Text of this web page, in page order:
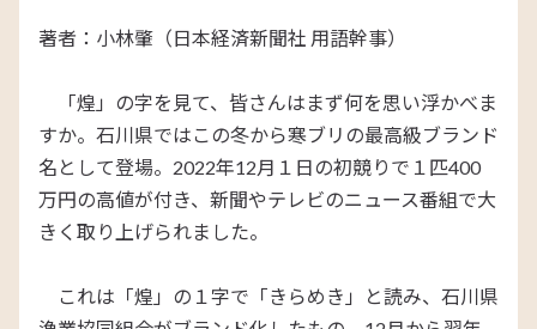
著者：小林肇（日本経済新聞社 用語幹事）
「煌」の字を見て、皆さんはまず何を思い浮かべま
すか。石川県ではこの冬から寒ブリの最高級ブランド
名として登場。2022年12月１日の初競りで１匹400
万円の高値が付き、新聞やテレビのニュース番組で大
きく取り上げられました。
これは「煌」の１字で「きらめき」と読み、石川県